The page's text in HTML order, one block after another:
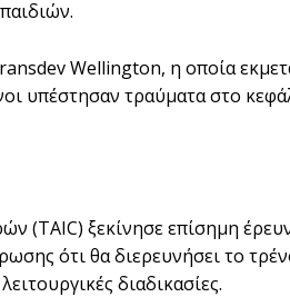
Wellington, η οποία
υπέστησαν τραύματα στο
(TAIC) ξεκίνησε επίσημη
ότι θα διερευνήσει το
διαδικασίες.